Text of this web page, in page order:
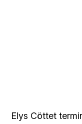
Elys Cöttet